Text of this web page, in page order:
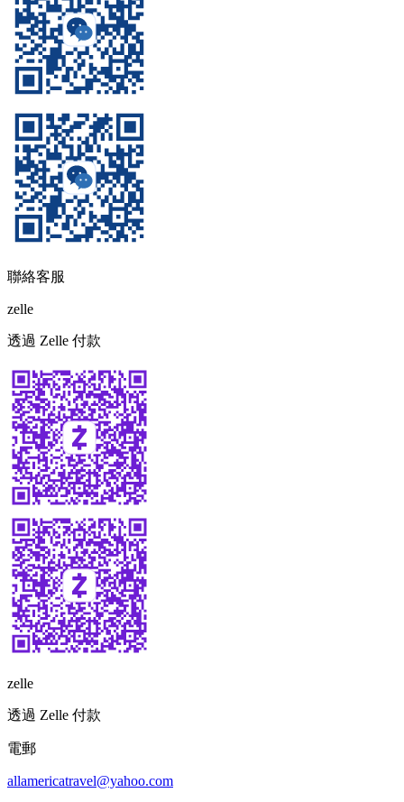
聯絡客服
zelle
透過 Zelle 付款
zelle
透過 Zelle 付款
電郵
allamericatravel@yahoo.com